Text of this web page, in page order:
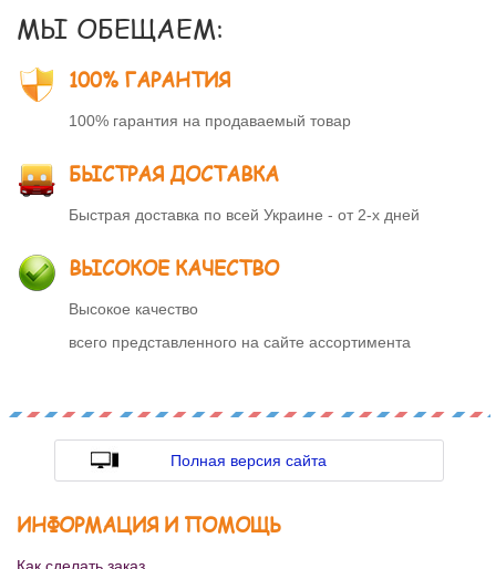
МЫ ОБЕЩАЕМ:
100% ГАРАНТИЯ
100% гарантия на продаваемый товар
БЫСТРАЯ ДОСТАВКА
Быстрая доставка по всей Украине - от 2-х дней
ВЫСОКОЕ КАЧЕСТВО
Высокое качество
всего представленного на сайте ассортимента
Полная версия сайта
ИНФОРМАЦИЯ И ПОМОЩЬ
Как сделать заказ